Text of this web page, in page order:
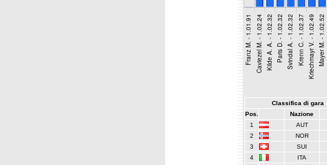
Classifica di gara
Pos.
Nazione
1
AUT
2
NOR
3
SUI
4
ITA